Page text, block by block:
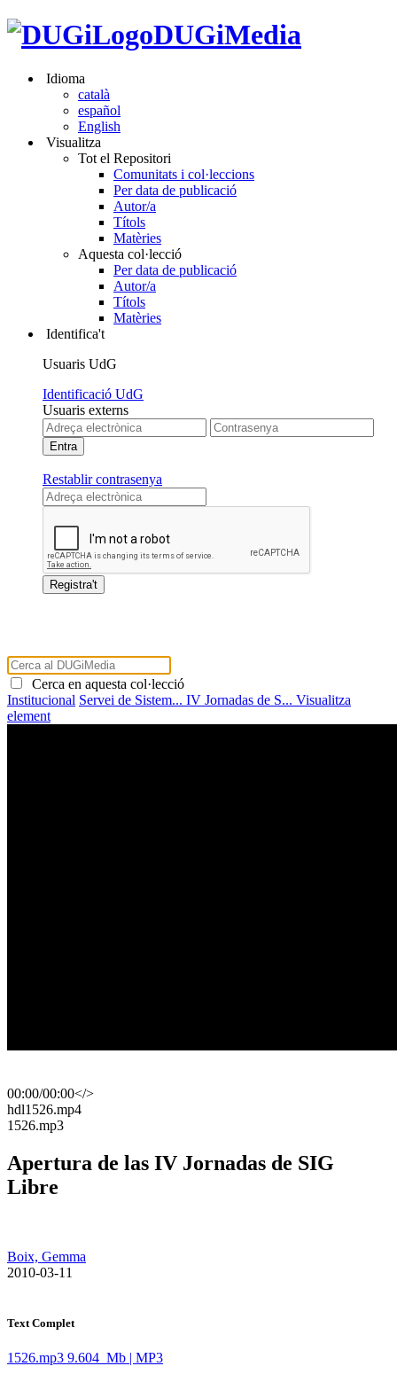
DUGiMedia
Idioma
català
español
English
Visualitza
Tot el Repositori
Comunitats i col·leccions
Per data de publicació
Autor/a
Títols
Matèries
Aquesta col·lecció
Per data de publicació
Autor/a
Títols
Matèries
Identifica't
Usuaris UdG
Identificació UdG
Usuaris externs
Restablir contrasenya
Cerca en aquesta col·lecció
Institucional Servei de Sistem... IV Jornadas de S... Visualitza
element
00:00/00:00</>
​hdl1526.mp4
​1526.mp3
Apertura de las IV Jornadas de SIG
Libre
Boix, Gemma
​ 2010-03-11
Text Complet
1526.mp3 9.604 Mb | MP3